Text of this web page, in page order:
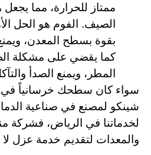
ممتاز للحرارة، مما
الصيف. الفوم هو الحل
بقوة بسطح المعدن، ويمنع
كما يقضي على مشكلة
المطر، ويمنع الصدأ
سواء كان سطحك خرسانياً في
شينكو لمصنع في صناعية
لخدماتنا في الرياض، فشركة
والمعدات لتقديم خدمة عزل لا